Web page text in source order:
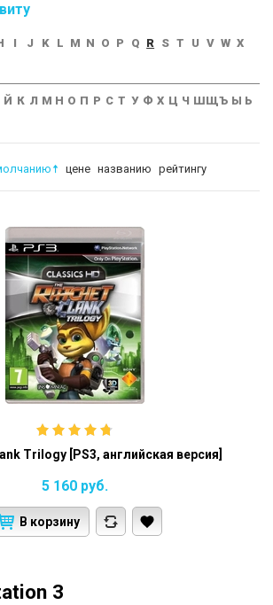
I J K L M N O P Q R S T U V W X
Й К Л М Н О П Р С Т У Ф Х Ц Ч ШЩЪ Ы Ь
цене названию рейтингу
Trilogy [PS3, английская версия]
5 160 руб.
В корзину
3